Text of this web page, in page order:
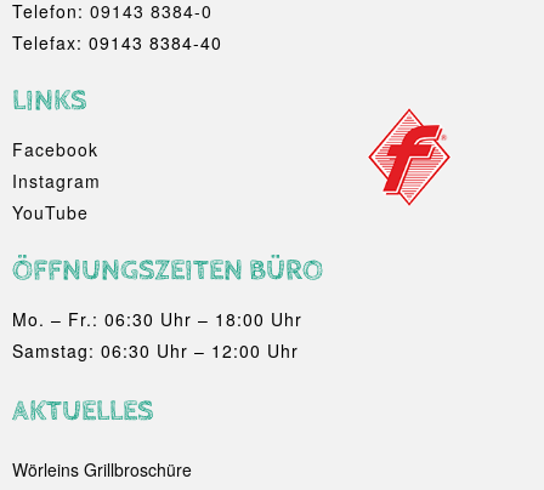
Telefon: 09143 8384-0
Telefax: 09143 8384-40
LINKS
Facebook
Instagram
YouTube
ÖFFNUNGSZEITEN BÜRO
Mo. – Fr.: 06:30 Uhr – 18:00 Uhr
Samstag: 06:30 Uhr – 12:00 Uhr
AKTUELLES
Wörleins Grillbroschüre